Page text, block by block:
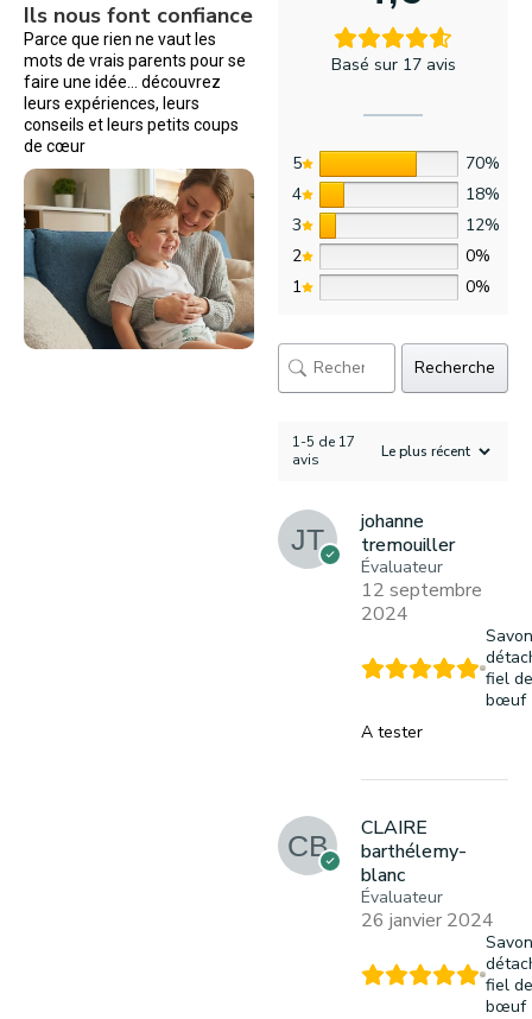
Ils nous font confiance
Parce que rien ne vaut les
mots de vrais parents pour se
faire une idée… découvrez
leurs expériences, leurs
conseils et leurs petits coups
de cœur
Basé sur 17 avis
5
70%
4
18%
3
12%
2
0%
1
0%
Recherche
1-5 de 17
avis
johanne
tremouiller
Évaluateur
12 septembre
2024
Savon
fiel de
bœuf
A tester
CLAIRE
barthélemy-
blanc
Évaluateur
26 janvier 2024
Savon
fiel de
bœuf